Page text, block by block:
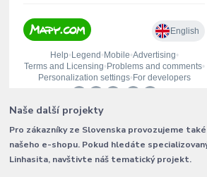
Naše další projekty
Pro zákazníky ze Slovenska provozujeme
našeho e-shopu. Pokud hledáte
Linhasita, navštivte náš tematický projekt.